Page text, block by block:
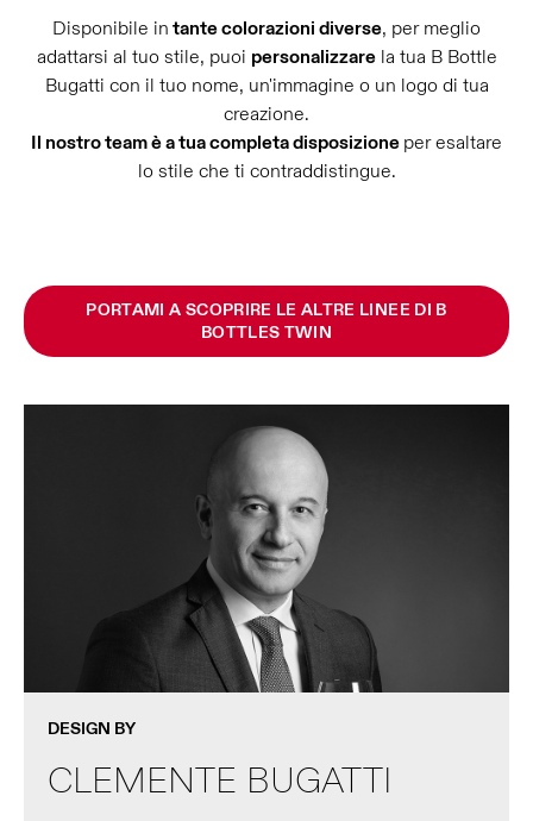
Disponibile in tante colorazioni diverse, per meglio
adattarsi al tuo stile, puoi personalizzarela tua B Bottle
Bugatti con il tuo nome, un'immagine o un logo di tua
creazione.
Il nostro team è a tua completa disposizione per esaltare
lo stile che ti contraddistingue.
PORTAMI A SCOPRIRE LE ALTRE LINEE DI B
BOTTLES TWIN
DESIGN BY
CLEMENTE BUGATTI